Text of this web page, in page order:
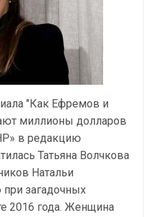
"Как Ефремов и
миллионы долларов
в редакцию
Татьяна Волчкова
Натальи
загадочных
2016 года. Женщина